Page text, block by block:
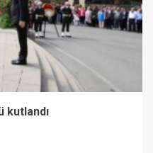
kutlandı